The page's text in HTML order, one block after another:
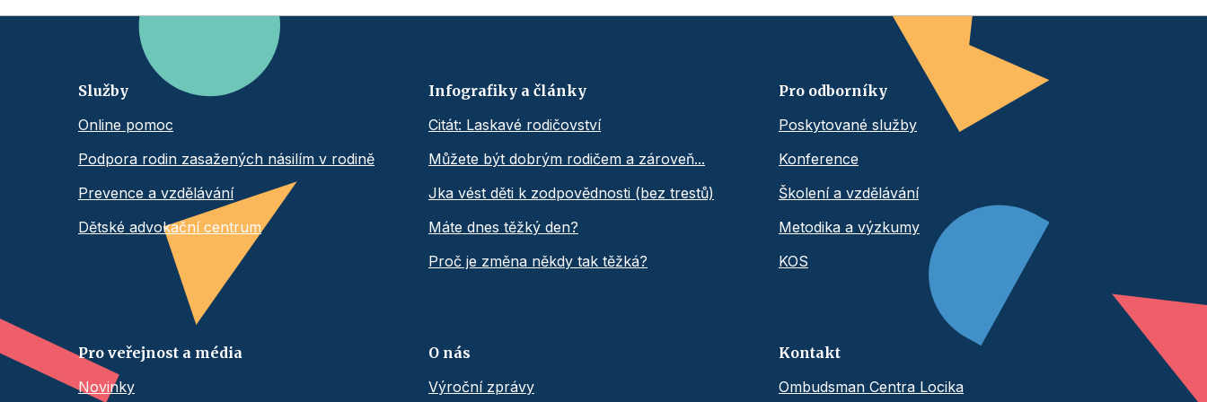
Služby
Online pomoc
Podpora rodin zasažených násilím v rodině
Prevence a vzdělávání
Dětské advokační centrum
Infografiky a články
Citát: Laskavé rodičovství
Můžete být dobrým rodičem a zároveň...
Jka vést děti k zodpovědnosti (bez trestů)
Máte dnes těžký den?
Proč je změna někdy tak těžká?
Pro odborníky
Poskytované služby
Konference
Školení a vzdělávání
Metodika a výzkumy
KOS
Pro veřejnost a média
Novinky
O nás
Výroční zprávy
Kontakt
Ombudsman Centra Locika